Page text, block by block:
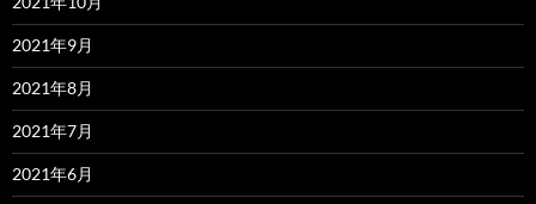
2021年9月
2021年8月
2021年7月
2021年6月